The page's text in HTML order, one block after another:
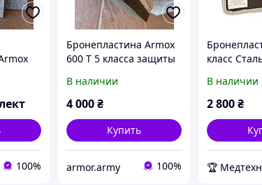
кг
100%
Бронепластина Armox
600 T 5 класса защиты
Швеция
В наличии
4 000₴
Купить
armor.army 100%
класс
покрытием)
В наличии
2 800₴